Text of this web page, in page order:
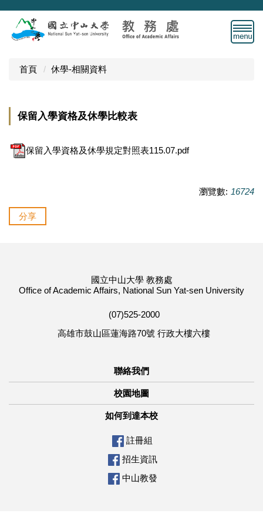
跳
主
首頁 休學-相關資料
保留入學資格及休學比較表
保留入學資格及休學規定對照表115.07.pdf
瀏覽數: 16724
分享
國立中山大學 教務處
Office of Academic Affairs, National Sun Yat-sen University
(07)525-2000
高雄市鼓山區蓮海路70號 行政大樓六樓
聯絡我們
校園地圖
如何到達本校
註冊組
招生資訊
中山教發